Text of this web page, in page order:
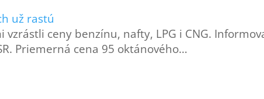
už rastú
vzrástli ceny benzínu, nafty, LPG i CNG.
Priemerná cena 95 oktánového…